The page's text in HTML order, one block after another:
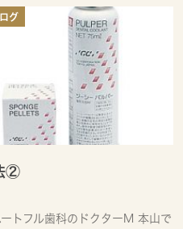
グ
②
トフル歯科のドクターM 本山で